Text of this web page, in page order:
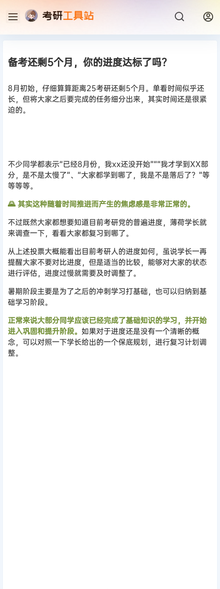
备考还剩5个月，你的进度达标了吗？
8月初始，仔细算算距离25考研还剩5个月。单看时间似乎还
长，但将大家之后要完成的任务细分出来，其实时间还是很紧
迫的。
不少同学都表示“已经8月份，我xx还没开始”““我才学到XX部
分，是不是太慢了”、“大家都学到哪了，我是不是落后了？”等
等等等。
🌄 其实这种随着时间推进而产生的焦虑感是非常正常的。
不过既然大家都想要知道目前考研党的普遍进度，薄荷学长就
来调查一下，看看大家都复习到哪了。
从上述投票大概能看出目前考研人的进度如何，虽说学长一再
提醒大家不要对比进度，但是适当的比较，能够对大家的状态
进行评估，进度过慢就需要及时调整了。
暑期阶段主要是为了之后的冲刺学习打基础，也可以归纳到基
础学习阶段。
正常来说大部分同学应该已经完成了基础知识的学习，并开始
进入巩固和提升阶段。 如果对于进度还是没有一个清晰的概
念，可以对照一下学长给出的一个保底规划，进行复习计划调
整。